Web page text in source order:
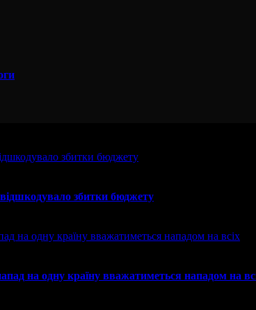
збитки бюджету
на одну країну вважатиметься нападом на